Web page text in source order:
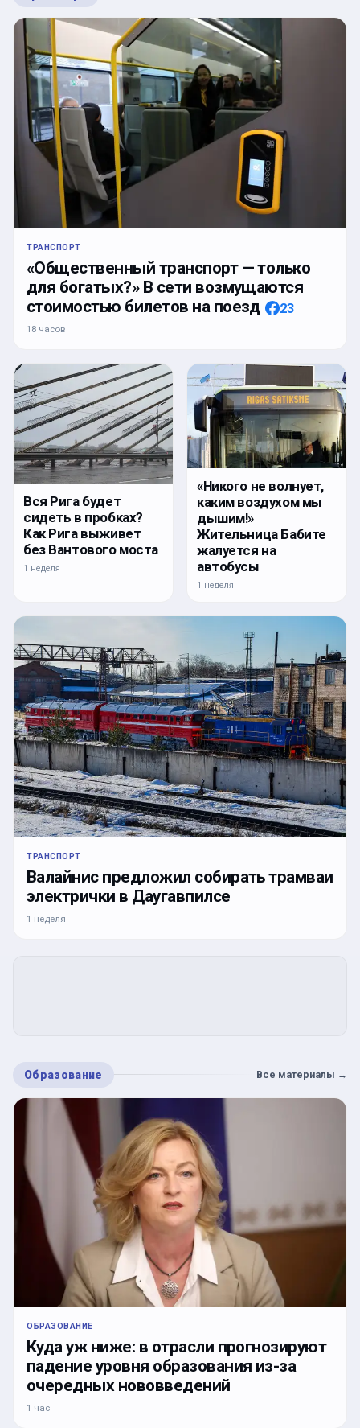
ТРАНСПОРТ
«Общественный транспорт — только
для богатых?» В сети возмущаются
стоимостью билетов на поезд
23
18 часов
Вся Рига будет
сидеть в пробках?
Как Рига выживет
без Вантового моста
1 неделя
«Никого не волнует,
каким воздухом мы
дышим!»
Жительница Бабите
жалуется на
автобусы
1 неделя
ТРАНСПОРТ
Валайнис предложил собирать трамваи
электрички в Даугавпилсе
1 неделя
Образование Все материалы →
ОБРАЗОВАНИЕ
Куда уж ниже: в отрасли прогнозируют
падение уровня образования из-за
очередных нововведений
1 час